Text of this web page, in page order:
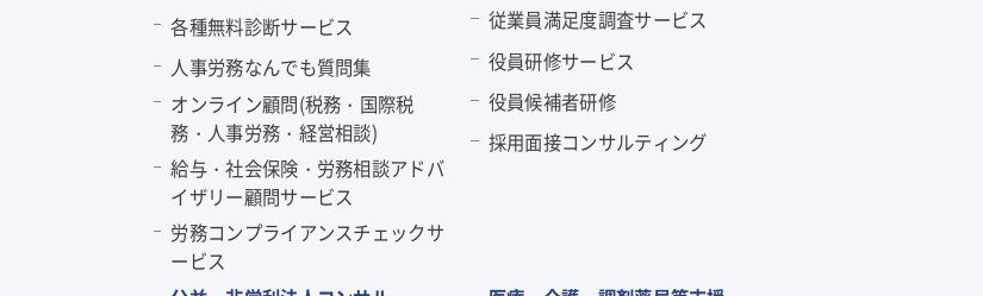
各種無料診断サービス
人事労務なんでも質問集
オンライン顧問(税務・国際税
務・人事労務・経営相談)
給与・社会保険・労務相談アドバ
イザリー顧問サービス
労務コンプライアンスチェックサ
ービス
従業員満足度調査サービス
役員研修サービス
役員候補者研修
採用面接コンサルティング